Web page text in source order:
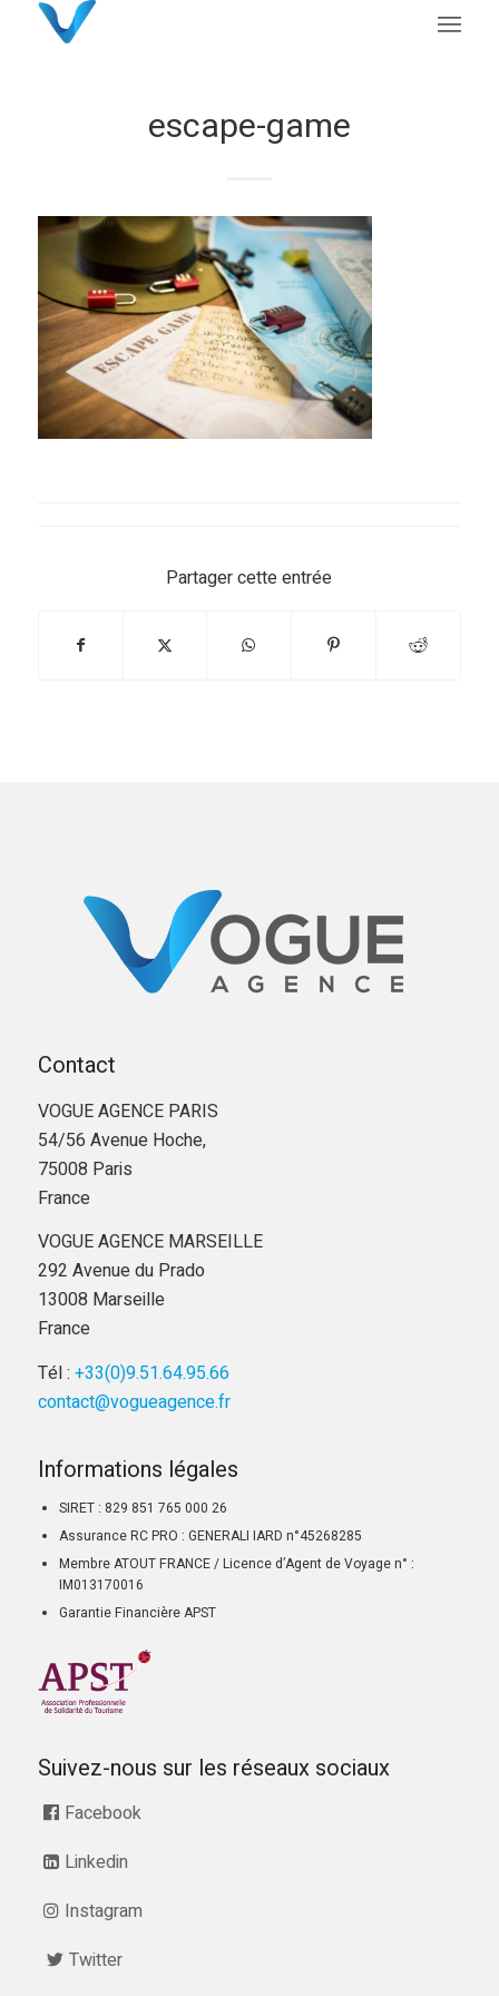
escape-game
Partager cette entrée
Contact
VOGUE AGENCE PARIS
54/56 Avenue Hoche,
75008 Paris
France
VOGUE AGENCE MARSEILLE
292 Avenue du Prado
13008 Marseille
France
Tél : +33(0)9.51.64.95.66
contact@vogueagence.fr
Informations légales
SIRET : 829 851 765 000 26
Assurance RC PRO : GENERALI IARD n°45268285
Membre ATOUT FRANCE / Licence d’Agent de Voyage n° :
IM013170016
Garantie Financière APST
Suivez-nous sur les réseaux sociaux
Facebook
Linkedin
Instagram
Twitter